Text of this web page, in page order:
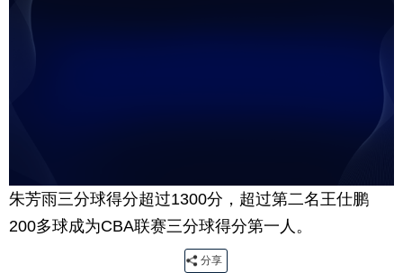
朱芳雨三分球得分超过1300分，超过第二名王仕鹏
200多球成为CBA联赛三分球得分第一人。
分享